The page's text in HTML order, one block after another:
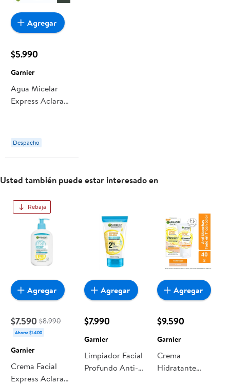
$5.990
Garnier
Agua Micelar
Express Aclara
Despacho
Agregar
Usted también puede estar interesado en
Rebaja
$7.590 $8.990
Ahorra $1.400
Garnier
Crema Facial
Express Aclara
Agregar
$7.990
Garnier
Limpiador Facial
Profundo Anti-
Agregar
$9.590
Garnier
Crema
Hidratante
Agregar